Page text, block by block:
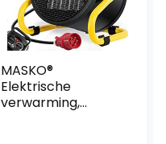
MASKO®
Elektrische
verwarming,